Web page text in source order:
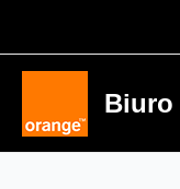
Biuro